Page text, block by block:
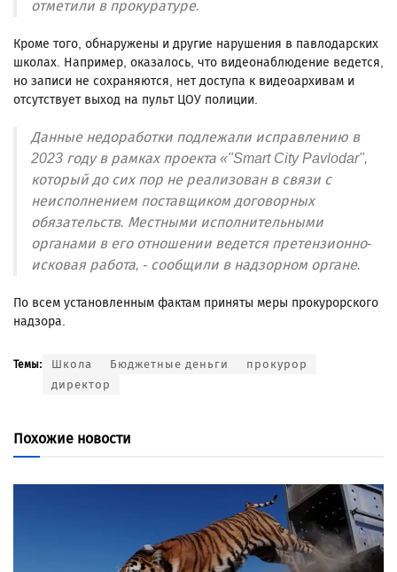
отметили в прокуратуре.
Кроме того, обнаружены и другие нарушения в павлодарских
школах. Например, оказалось, что видеонаблюдение ведется,
но записи не сохраняются, нет доступа к видеоархивам и
отсутствует выход на пульт ЦОУ полиции.
Данные недоработки подлежали исправлению в
2023 году в рамках проекта «"Smart City Pavlodar",
который до сих пор не реализован в связи с
неисполнением поставщиком договорных
обязательств. Местными исполнительными
органами в его отношении ведется претензионно-
исковая работа, - сообщили в надзорном органе.
По всем установленным фактам приняты меры прокурорского
надзора.
Темы: Школа Бюджетные деньги
прокурор
директор
Похожие новости